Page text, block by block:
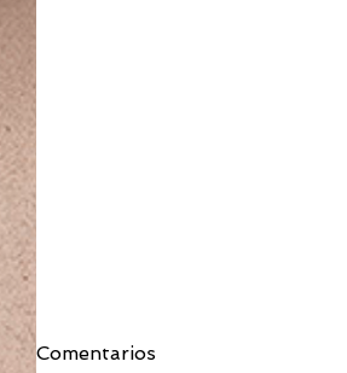
Comentarios